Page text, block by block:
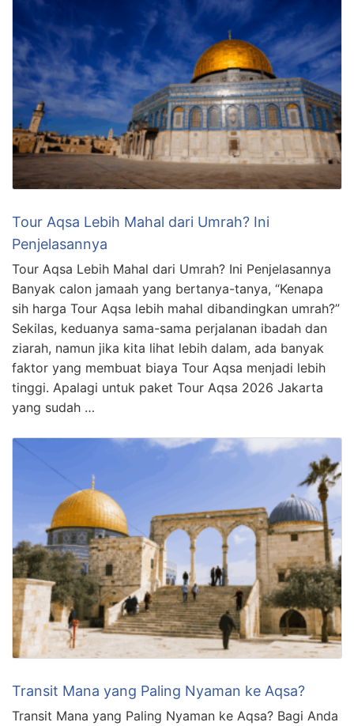
Tour Aqsa Lebih Mahal dari Umrah? Ini
Penjelasannya
Tour Aqsa Lebih Mahal dari Umrah? Ini Penjelasannya
Banyak calon jamaah yang bertanya-tanya, “Kenapa
sih harga Tour Aqsa lebih mahal dibandingkan umrah?”
Sekilas, keduanya sama-sama perjalanan ibadah dan
ziarah, namun jika kita lihat lebih dalam, ada banyak
faktor yang membuat biaya Tour Aqsa menjadi lebih
tinggi. Apalagi untuk paket Tour Aqsa 2026 Jakarta
yang sudah …
Transit Mana yang Paling Nyaman ke Aqsa?
Transit Mana yang Paling Nyaman ke Aqsa? Bagi Anda